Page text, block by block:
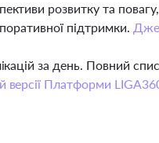
розвитку та повагу,
підтримки.
за день. Повний
версії Платформи